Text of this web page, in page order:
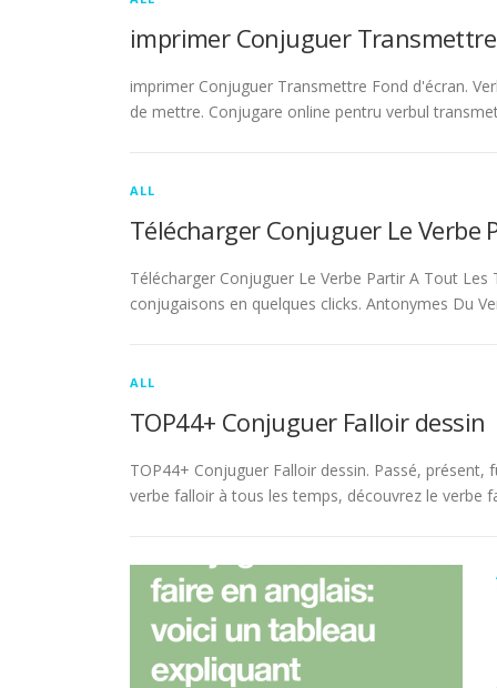
imprimer Conjuguer
imprimer Conjuguer Transmettre Fond d'écran.
de mettre. Conjugare online pentru verbul
ALL
Télécharger Conjuguer Le Verbe
Télécharger Conjuguer Le Verbe Partir A Tout
conjugaisons en quelques clicks. Antonymes Du
ALL
TOP44+ Conjuguer Falloir dessin
TOP44+ Conjuguer Falloir dessin. Passé,
verbe falloir à tous les temps, découvrez le verbe